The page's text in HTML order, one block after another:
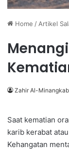
Home /Artikel
Zahir Al-
Saat kematian
karib kerabat
Kehangatan